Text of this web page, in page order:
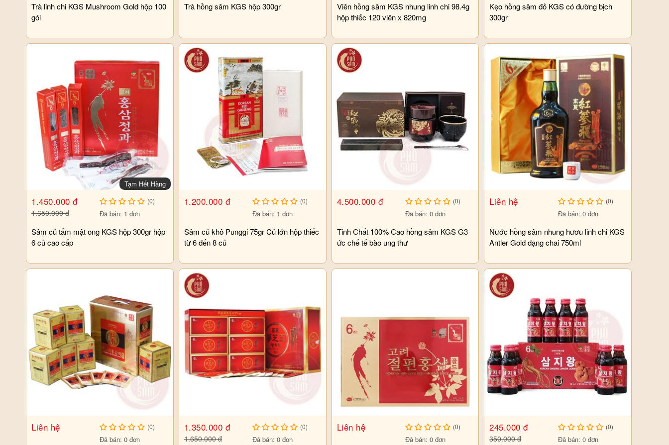
Trà linh chi KGS Mushroom Gold hộp 100
gói
Trà hồng sâm KGS hộp 300gr
Viên hồng sâm KGS nhung linh chi 98.4g
hộp thiếc 120 viên x 820mg
Kẹo hồng sâm đỏ KGS có đường bịch
300gr
Tạm Hết Hàng
1.450.000 đ
1.650.000 đ
(0)
Đã bán: 1 đơn
Sâm củ tẩm mật ong KGS hộp 300gr hộp
6 củ cao cấp
1.200.000 đ (0)
Đã bán: 1 đơn
Sâm củ khô Punggi 75gr Củ lớn hộp thiếc
từ 6 đến 8 củ
4.500.000 đ (0)
Đã bán: 0 đơn
Tinh Chất 100% Cao hồng sâm KGS G3
ức chế tế bào ung thư
Liên hệ (0)
Đã bán: 0 đơn
Nước hồng sâm nhung hươu linh chi KGS
Antler Gold dạng chai 750ml
Liên hệ (0)
Đã bán: 0 đơn
1.350.000 đ
1.650.000 đ
(0)
Đã bán: 0 đơn
Liên hệ (0)
Đã bán: 0 đơn
245.000 đ
350.000 đ
(0)
Đã bán: 0 đơn